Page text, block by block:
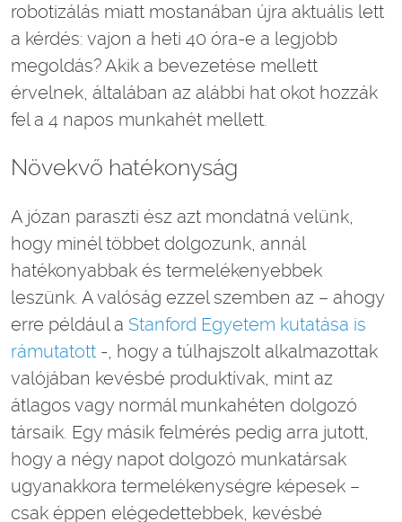
robotizálás miatt mostanában újra aktuális lett
a kérdés: vajon a heti 40 óra-e a legjobb
megoldás? Akik a bevezetése mellett
érvelnek, általában az alábbi hat okot hozzák
fel a 4 napos munkahét mellett.
Növekvő hatékonyság
A józan paraszti ész azt mondatná velünk,
hogy minél többet dolgozunk, annál
hatékonyabbak és termelékenyebbek
leszünk. A valóság ezzel szemben az – ahogy
erre például a Stanford Egyetem kutatása is
rámutatott -, hogy a túlhajszolt alkalmazottak
valójában kevésbé produktívak, mint az
átlagos vagy normál munkahéten dolgozó
társaik. Egy másik felmérés pedig arra jutott,
hogy a négy napot dolgozó munkatársak
ugyanakkora termelékenységre képesek –
csak éppen elégedettebbek, kevésbé